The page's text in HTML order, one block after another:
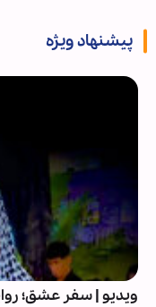
پیشنهاد ویژه
ویدیو | سفر عشق؛